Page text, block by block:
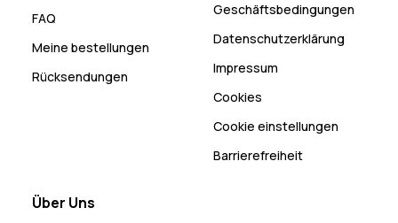
FAQ
Meine bestellungen
Rücksendungen
Geschäftsbedingungen
Datenschutzerklärung
Impressum
Cookies
Cookie einstellungen
Barrierefreiheit
Über Uns